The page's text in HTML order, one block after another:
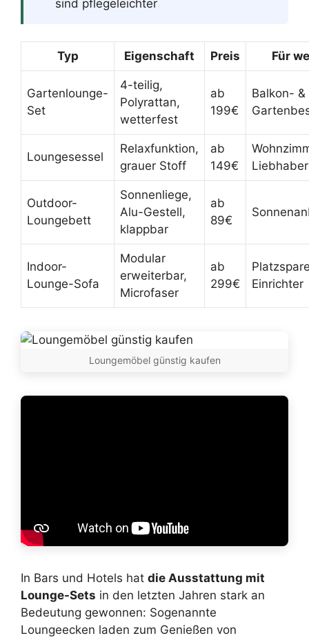
sind pflegeleichter
Typ Eigenschaft Preis Für
Gartenlounge-
Set
4-teilig,
Polyrattan,
wetterfest
ab
199€
Balkon- &
Loungesessel
Relaxfunktion,
grauer Stoff
ab
149€
Liebhaber
Outdoor-
Loungebett
Sonnenliege,
Alu-Gestell,
klappbar
ab
89€
Indoor-
Lounge-Sofa
Modular
erweiterbar,
Microfaser
ab
299€
Einrichter
Loungemöbel günstig kaufen
In Bars und Hotels hat die Ausstattung mit
Lounge-Sets in den letzten Jahren stark an
Bedeutung gewonnen: Sogenannte
Loungeecken laden zum Genießen von